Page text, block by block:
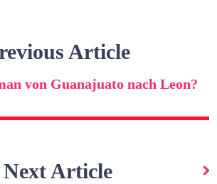
Article
von Guanajuato nach Leon?
Next Article